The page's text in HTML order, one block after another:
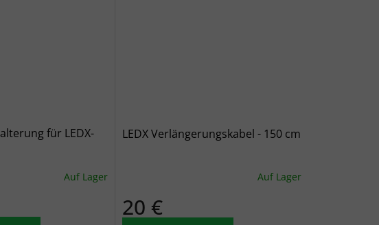
für LEDX-
Auf Lager
LEDX Verlängerungskabel - 150 cm
Auf Lager
20 €